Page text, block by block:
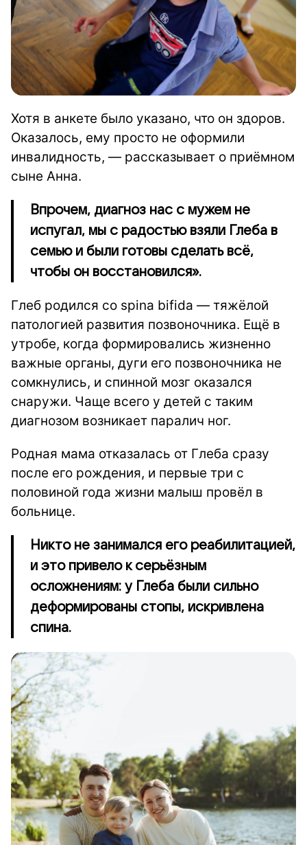
Хотя в анкете было указано, что он здоров.
Оказалось, ему просто не оформили
инвалидность, — рассказывает о приёмном
сыне Анна.
Впрочем, диагноз нас с мужем не
испугал, мы с радостью взяли Глеба в
семью и были готовы сделать всё,
чтобы он восстановился».
Глеб родился со spina bifida — тяжёлой
патологией развития позвоночника. Ещё в
утробе, когда формировались жизненно
важные органы, дуги его позвоночника не
сомкнулись, и спинной мозг оказался
снаружи. Чаще всего у детей с таким
диагнозом возникает паралич ног.
Родная мама отказалась от Глеба сразу
после его рождения, и первые три с
половиной года жизни малыш провёл в
больнице.
Никто не занимался его реабилитацией,
и это привело к серьёзным
осложнениям: у Глеба были сильно
деформированы стопы, искривлена
спина.